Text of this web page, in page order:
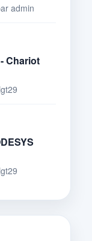
admin
Chariot